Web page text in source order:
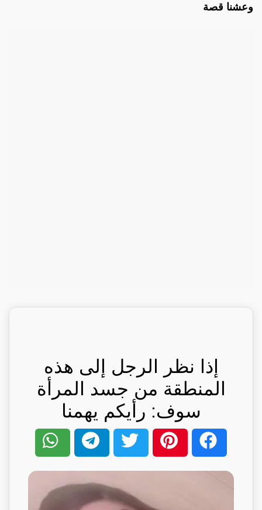
وعشنا قصة
إذا نظر الرجل إلى هذه
المنطقة من جسد المرأة
سوف: رأيكم يهمنا